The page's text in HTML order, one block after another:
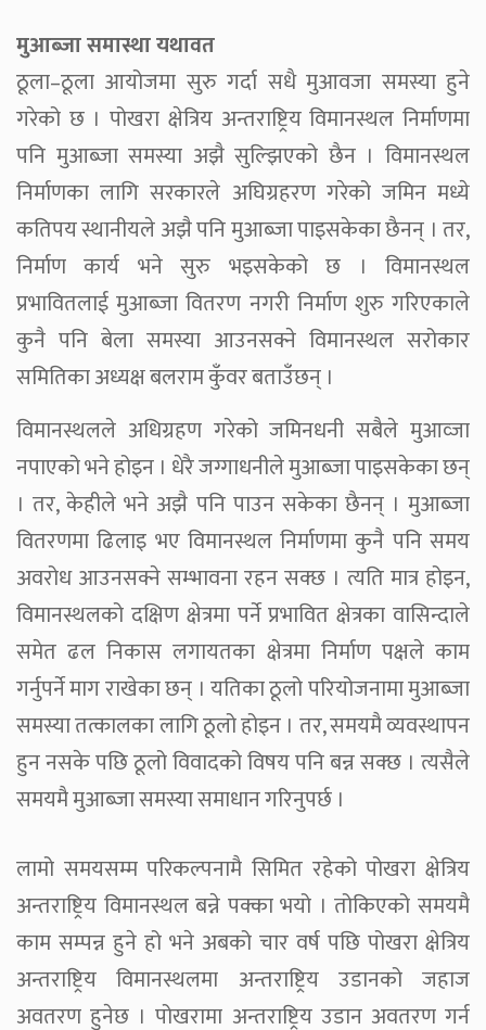
मुआब्जा समास्था यथावत
ठूला–ठूला आयोजमा सुरु गर्दा सधै मुआवजा समस्या हुने
गरेको छ । पोखरा क्षेत्रिय अन्तराष्ट्रिय विमानस्थल निर्माणमा
पनि मुआब्जा समस्या अझै सुल्झिएको छैन । विमानस्थल
निर्माणका लागि सरकारले अघिग्रहरण गरेको जमिन मध्ये
कतिपय स्थानीयले अझै पनि मुआब्जा पाइसकेका छैनन् । तर,
निर्माण कार्य भने सुरु भइसकेको छ । विमानस्थल
प्रभावितलाई मुआब्जा वितरण नगरी निर्माण शुरु गरिएकाले
कुनै पनि बेला समस्या आउनसक्ने विमानस्थल सरोकार
समितिका अध्यक्ष बलराम कुँवर बताउँछन् ।
विमानस्थलले अधिग्रहण गरेको जमिनधनी सबैले मुआव्जा
नपाएको भने होइन । धेरै जग्गाधनीले मुआब्जा पाइसकेका छन्
। तर, केहीले भने अझै पनि पाउन सकेका छैनन् । मुआब्जा
वितरणमा ढिलाइ भए विमानस्थल निर्माणमा कुनै पनि समय
अवरोध आउनसक्ने सम्भावना रहन सक्छ । त्यति मात्र होइन,
विमानस्थलको दक्षिण क्षेत्रमा पर्ने प्रभावित क्षेत्रका वासिन्दाले
समेत ढल निकास लगायतका क्षेत्रमा निर्माण पक्षले काम
गर्नुपर्ने माग राखेका छन् । यतिका ठूलो परियोजनामा मुआब्जा
समस्या तत्कालका लागि ठूलो होइन । तर, समयमै व्यवस्थापन
हुन नसके पछि ठूलो विवादको विषय पनि बन्न सक्छ । त्यसैले
समयमै मुआब्जा समस्या समाधान गरिनुपर्छ ।
लामो समयसम्म परिकल्पनामै सिमित रहेको पोखरा क्षेत्रिय
अन्तराष्ट्रिय विमानस्थल बन्ने पक्का भयो । तोकिएको समयमै
काम सम्पन्न हुने हो भने अबको चार वर्ष पछि पोखरा क्षेत्रिय
अन्तराष्ट्रिय विमानस्थलमा अन्तराष्ट्रिय उडानको जहाज
अवतरण हुनेछ । पोखरामा अन्तराष्ट्रिय उडान अवतरण गर्न